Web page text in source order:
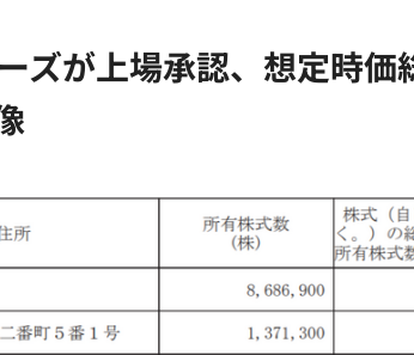
ズが上場承認、想定時